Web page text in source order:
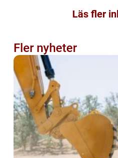
Läs fler
Fler nyheter